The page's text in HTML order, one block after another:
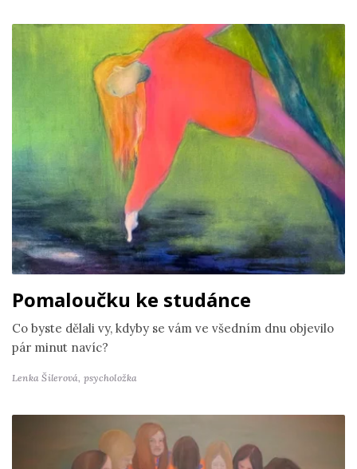
Pomaloučku ke studánce
Co byste dělali vy, kdyby se vám ve všedním dnu objevilo
pár minut navíc?
Lenka Šilerová, psycholožka